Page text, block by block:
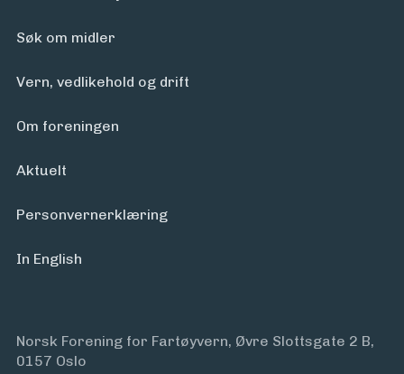
Søk om midler
Vern, vedlikehold og drift
Om foreningen
Aktuelt
Personvern­erklæring
In English
Norsk Forening for Fartøyvern, Øvre Slottsgate 2 B,
0157 Oslo